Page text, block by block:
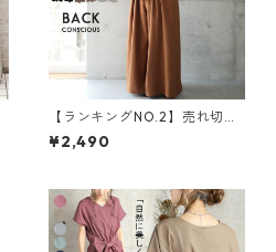
【ランキングNO.2】売れ切れ
必至 バックリボン4色展開 オ
ールインワン m-385
¥2,490